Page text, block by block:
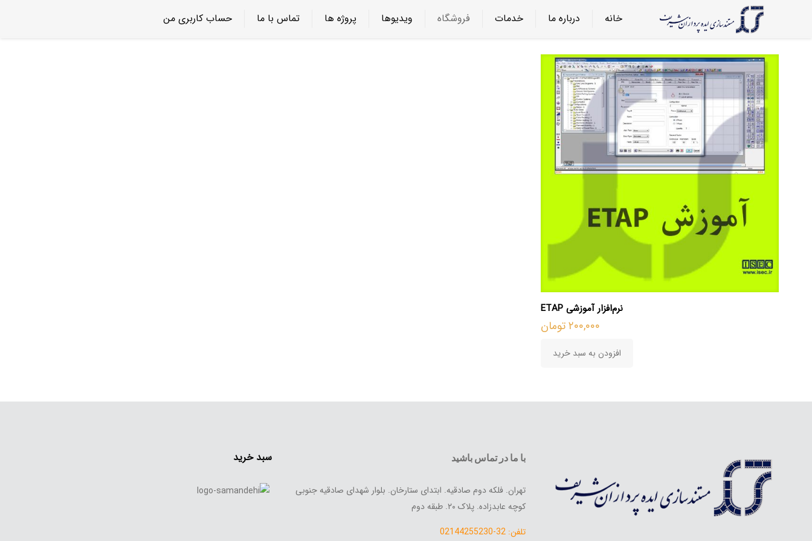
خانه درباره ما خدمات فروشگاه ویدیوها پروژه ها تماس با ما حساب کاربری من
نرم‌افزار آموزشی ETAP
۲۰۰,۰۰۰تومان
افزودن به سبد خرید
با ما در تماس باشید
تهران. فلکه دوم صادقیه. ابتدای ستارخان. بلوار شهدای صادقیه جنوبی
کوچه عابدزاده. پلاک ۲۰. طبقه دوم
تلفن: 32-02144255230
سبد خرید